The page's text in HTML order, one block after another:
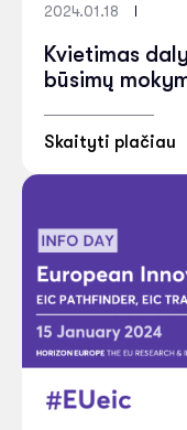
2024.01.18
Kvietimas
būsimų
Skaityti plačiau